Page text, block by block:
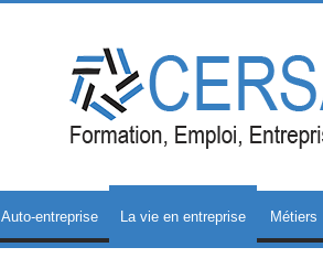
Auto-entreprise La vie en entreprise Métiers